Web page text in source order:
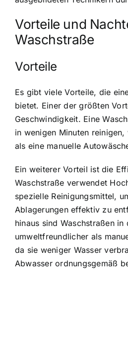
Vorteile und
Waschstraße
Vorteile
Es gibt viele Vorteile, die
bietet. Einer der größten
Geschwindigkeit. Eine
in wenigen Minuten
als eine manuelle
Ein weiterer Vorteil ist die
Waschstraße verwendet
spezielle Reinigungsmittel,
Ablagerungen effektiv zu
hinaus sind Waschstraßen in
umweltfreundlicher als
da sie weniger Wasser
Abwasser ordnungsgemäß